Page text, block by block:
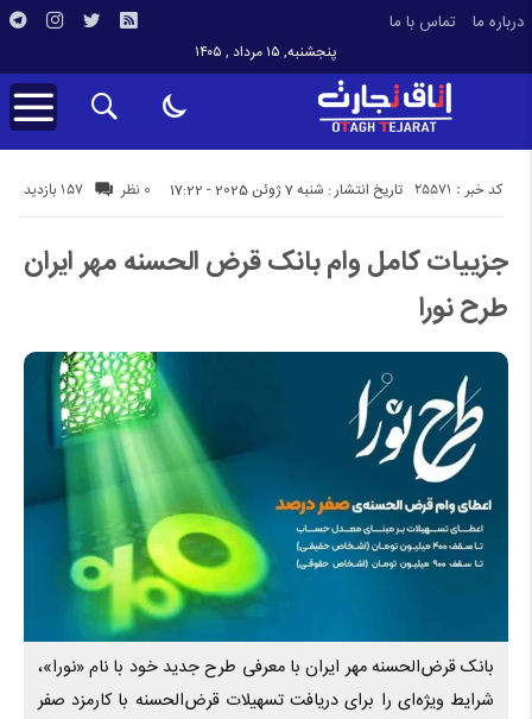
درباره ما تماس با ما
پنجشنبه, ۱۵ مرداد , ۱۴۰۵
تاریخ انتشار : شنبه 7 ژوئن 2025 - 17:22 157 بازدید کد خبر : 25571 0 نظر
جزییات کامل وام بانک قرض الحسنه مهر ایران
طرح نورا
بانک قرض‌الحسنه مهر ایران با معرفی طرح جدید خود با نام «نورا»،
شرایط ویژه‌ای را برای دریافت تسهیلات قرض‌الحسنه با کارمزد صفر